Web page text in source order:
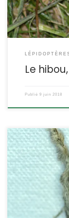
Le
Publié 9 juin 2018
La pudibonde
l’une des plus
lumière, et c’est
sur l’écorce des
difficile à
Dasychira